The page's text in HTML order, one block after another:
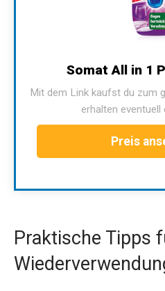
Somat All in 1
Mit dem Link kaufst du zum
erhalten eventuell
Preis
Praktische Tipps